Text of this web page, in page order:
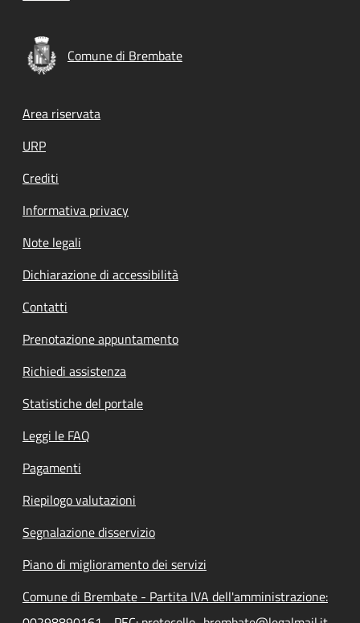
Comune di Brembate
Footer menu
Area riservata
URP
Crediti
Informativa privacy
Note legali
Dichiarazione di accessibilità
Contatti
Prenotazione appuntamento
Richiedi assistenza
Statistiche del portale
Leggi le FAQ
Pagamenti
Riepilogo valutazioni
Segnalazione disservizio
Piano di miglioramento dei servizi
Comune di Brembate - Partita IVA dell'amministrazione: